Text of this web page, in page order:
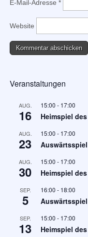
E-Mail-Adresse *
Website
Veranstaltungen
AUG.
16
15:00 - 17:00
Heimspiel
AUG.
23
15:00 - 17:00
AUG.
30
15:00 - 17:00
Heimspiel
SEP.
5
16:00 - 18:00
SEP.
13
15:00 - 17:00
Heimspiel